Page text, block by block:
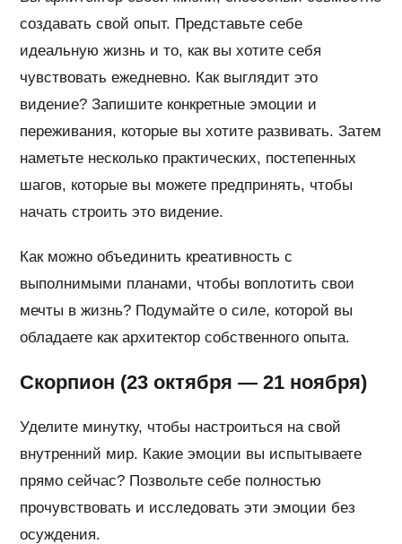
создавать свой опыт. Представьте себе
идеальную жизнь и то, как вы хотите себя
чувствовать ежедневно. Как выглядит это
видение? Запишите конкретные эмоции и
переживания, которые вы хотите развивать. Затем
наметьте несколько практических, постепенных
шагов, которые вы можете предпринять, чтобы
начать строить это видение.
Как можно объединить креативность с
выполнимыми планами, чтобы воплотить свои
мечты в жизнь? Подумайте о силе, которой вы
обладаете как архитектор собственного опыта.
Скорпион (23 октября — 21 ноября)
Уделите минутку, чтобы настроиться на свой
внутренний мир. Какие эмоции вы испытываете
прямо сейчас? Позвольте себе полностью
прочувствовать и исследовать эти эмоции без
осуждения.